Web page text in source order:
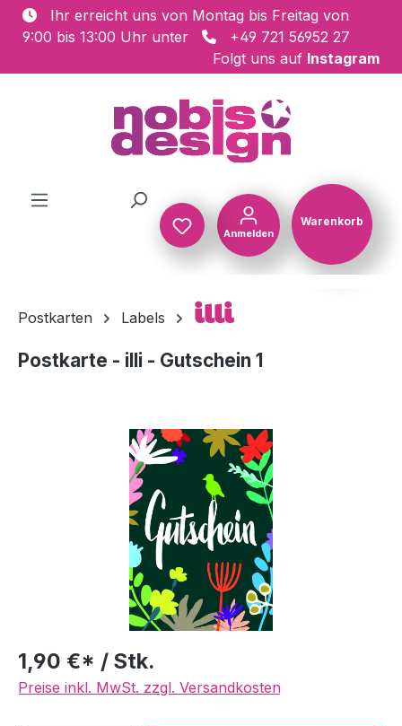
Zum Hauptinhalt springen
Ihr erreicht uns von Montag bis Freitag von
9:00 bis 13:00 Uhr unter
+49 721 56952 27
Folgt uns auf Instagram
Anmelden
Warenkorb
Postkarten Labels illi
Postkarte - illi - Gutschein 1
Bildergalerie überspringen
1,90 €* / Stk.
Preise inkl. MwSt. zzgl. Versandkosten